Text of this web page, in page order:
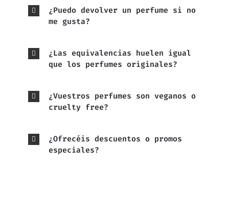
¿Puedo devolver un perfume si no
me gusta?
¿Las equivalencias huelen igual
que los perfumes originales?
¿Vuestros perfumes son veganos o
cruelty free?
¿Ofrecéis descuentos o promos
especiales?